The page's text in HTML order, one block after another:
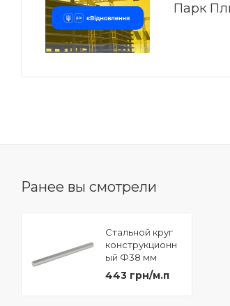
Парк
Ранее вы смотрели
Стальной круг
конструкционн
ый Ф38 мм
сталь 40Х
(7228306900)
443 грн/м.п